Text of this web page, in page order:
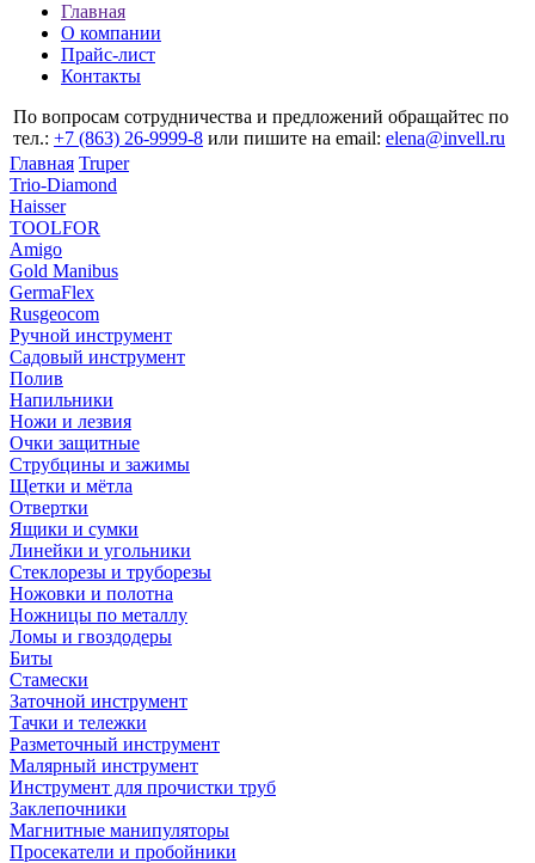
Главная
О компании
Прайс-лист
Контакты
По вопросам сотрудничества и предложений обращайтес по
тел.: +7 (863) 26‐9999‐8 или пишите на email: elena@invell.ru
Главная Truper
Trio-Diamond
Haisser
TOOLFOR
Amigo
Gold Manibus
GermaFlex
Rusgeocom
Ручной инструмент
Садовый инструмент
Полив
Напильники
Ножи и лезвия
Очки защитные
Струбцины и зажимы
Щетки и мётла
Отвертки
Ящики и сумки
Линейки и угольники
Стеклорезы и труборезы
Ножовки и полотна
Ножницы по металлу
Ломы и гвоздодеры
Биты
Стамески
Заточной инструмент
Тачки и тележки
Разметочный инструмент
Малярный инструмент
Инструмент для прочистки труб
Заклепочники
Магнитные манипуляторы
Просекатели и пробойники